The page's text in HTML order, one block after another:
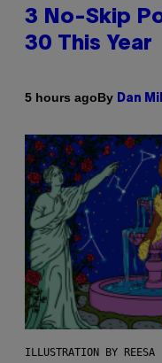
3 No-Skip
30 This Year
5 hours agoBy Dan
ILLUSTRATION BY REESA